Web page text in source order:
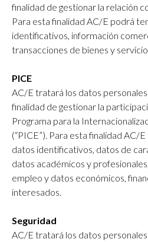
finalidad de gestionar la relación
Para esta finalidad AC/E podrá
identificativos, información
transacciones de bienes y
PICE
AC/E tratará los datos
finalidad de gestionar la
Programa para la
(“PICE”). Para esta finalidad AC/
datos identificativos, datos de
datos académicos y
empleo y datos económicos,
interesados.
Seguridad
AC/E tratará los datos